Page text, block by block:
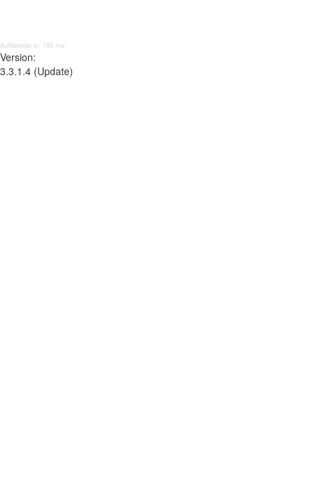
Aufbereitet in: 185 ms;
Version:
3.3.1.4 (Update)